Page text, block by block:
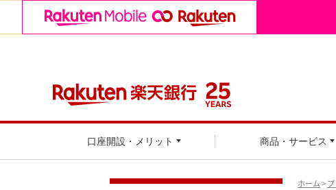
口座開設・メリット 商品・サービス
ホーム>